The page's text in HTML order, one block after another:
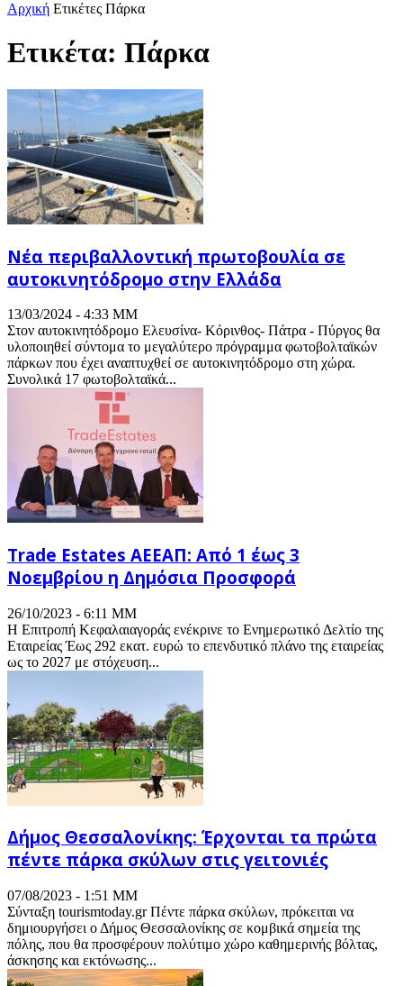
Αρχική Ετικέτες Πάρκα
Ετικέτα: Πάρκα
Νέα περιβαλλοντική πρωτοβουλία σε
αυτοκινητόδρομο στην Ελλάδα
13/03/2024 - 4:33 ΜΜ
Στον αυτοκινητόδρομο Ελευσίνα- Κόρινθος- Πάτρα - Πύργος θα
υλοποιηθεί σύντομα το μεγαλύτερο πρόγραμμα φωτοβολταϊκών
πάρκων που έχει αναπτυχθεί σε αυτοκινητόδρομο στη χώρα.
Συνολικά 17 φωτοβολταϊκά...
Trade Estates ΑΕΕΑΠ: Από 1 έως 3
Νοεμβρίου η Δημόσια Προσφορά
26/10/2023 - 6:11 ΜΜ
Η Επιτροπή Κεφαλαιαγοράς ενέκρινε το Ενημερωτικό Δελτίο της
Εταιρείας Έως 292 εκατ. ευρώ το επενδυτικό πλάνο της εταιρείας
ως το 2027 με στόχευση...
Δήμος Θεσσαλονίκης: Έρχονται τα πρώτα
πέντε πάρκα σκύλων στις γειτονιές
07/08/2023 - 1:51 ΜΜ
Σύνταξη tourismtoday.gr Πέντε πάρκα σκύλων, πρόκειται να
δημιουργήσει ο Δήμος Θεσσαλονίκης σε κομβικά σημεία της
πόλης, που θα προσφέρουν πολύτιμο χώρο καθημερινής βόλτας,
άσκησης και εκτόνωσης...